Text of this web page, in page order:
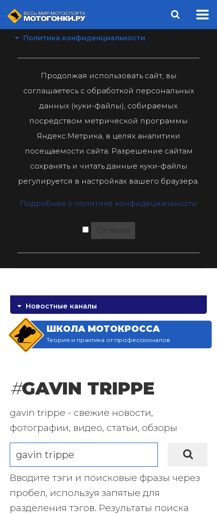
Политика конфиденциальности
Продолжая использовать сайт, вы
соглашаетесь с обработкой персональных
данных (куки-файлы), собираемых
посредством метрической программы
Яндекс.Метрика, в целях аналитики
посещаемости сайта. Разрешение сайтам
сохранять и читать данные куки-файлы
регулируется в настройках вашего браузера.
Подробнее о политике конфидециальности
Согласен
Новостные каналы
ШКОЛА МОТОКРОССА
Теория и практика от профессионалов
#GAVIN TRIPPE
gavin trippe - свежие новости,
фотографии, видео, статьи, обзоры
Вводите тэги и поисковые фразы через
пробел, используя запятые для
разделения тэгов. Результаты поиска